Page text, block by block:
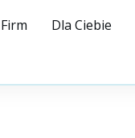
Dla Ciebie